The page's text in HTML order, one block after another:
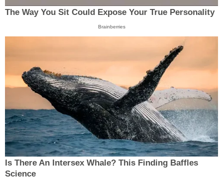
The Way You Sit Could Expose Your True Personality
Brainberries
Is There An Intersex Whale? This Finding Baffles
Science